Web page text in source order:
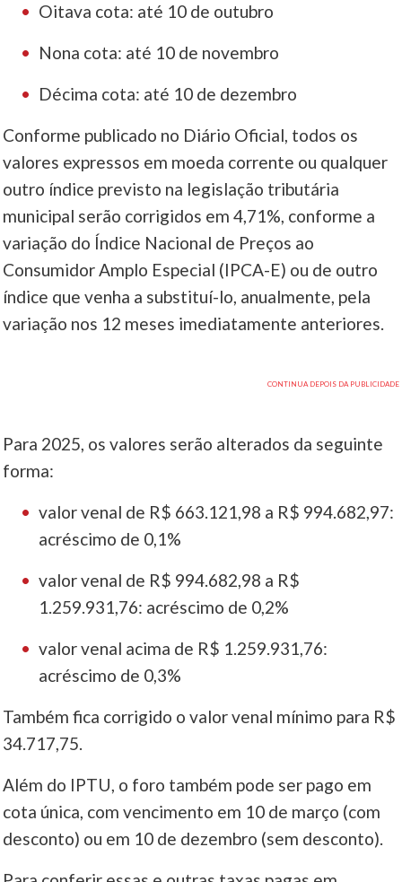
Oitava cota: até 10 de outubro
Nona cota: até 10 de novembro
Décima cota: até 10 de dezembro
Conforme publicado no Diário Oficial, todos os
valores expressos em moeda corrente ou qualquer
outro índice previsto na legislação tributária
municipal serão corrigidos em 4,71%, conforme a
variação do Índice Nacional de Preços ao
Consumidor Amplo Especial (IPCA-E) ou de outro
índice que venha a substituí-lo, anualmente, pela
variação nos 12 meses imediatamente anteriores.
Para 2025, os valores serão alterados da seguinte
forma:
valor venal de R$ 663.121,98 a R$ 994.682,97:
acréscimo de 0,1%
valor venal de R$ 994.682,98 a R$
1.259.931,76: acréscimo de 0,2%
valor venal acima de R$ 1.259.931,76:
acréscimo de 0,3%
Também fica corrigido o valor venal mínimo para R$
34.717,75.
Além do IPTU, o foro também pode ser pago em
cota única, com vencimento em 10 de março (com
desconto) ou em 10 de dezembro (sem desconto).